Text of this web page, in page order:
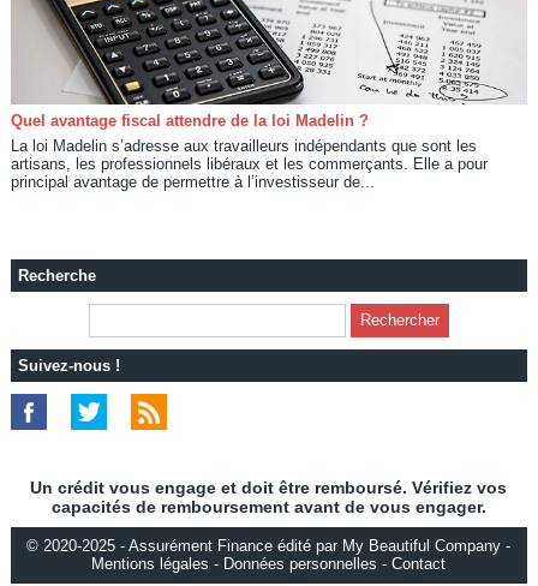
Quel avantage fiscal attendre de la loi Madelin ?
La loi Madelin s’adresse aux travailleurs indépendants que sont les
artisans, les professionnels libéraux et les commerçants. Elle a pour
principal avantage de permettre à l’investisseur de...
Recherche
Suivez-nous !
Un crédit vous engage et doit être remboursé. Vérifiez vos
capacités de remboursement avant de vous engager.
© 2020-2025 - Assurément Finance édité par My Beautiful Company -
Mentions légales - Données personnelles -Contact